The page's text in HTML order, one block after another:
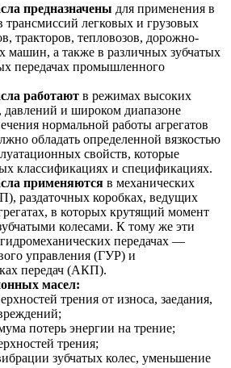
предназначены для применения в
трансмиссий легковых и грузовых
тракторов, тепловозов, дорожно-
машин, а также в различных зубчатых
передачах промышленного
работают в режимах высоких
давлений и широком диапазоне
нормальной работы агрегатов
обладать определенной вязкостью
свойств, которые
классификациях и спецификациях.
применяются в механических
раздаточных коробках, ведущих
в которых крутящий момент
колесами. К тому же эти
передачах —
управления (ГУР) и
передач (АКП).
масел:
трения от износа, заедания,
потерь энергии на трение;
трения;
зубчатых колес, уменьшение